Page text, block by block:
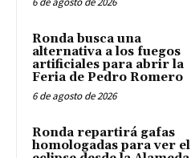
Ronda busca una
alternativa a los fuegos
artificiales para abrir la
Feria de Pedro Romero
6 de agosto de 2026
Ronda repartirá gafas
homologadas para ver el